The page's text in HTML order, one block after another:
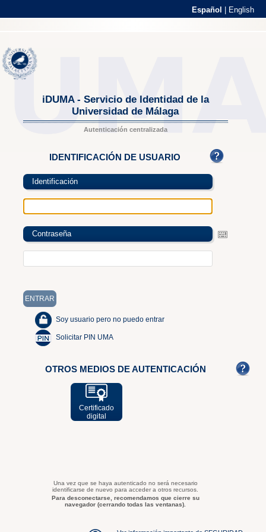
Español English
iDUMA - Servicio de Identidad de la
Universidad de Málaga
Autenticación centralizada
IDENTIFICACIÓN DE USUARIO
Identificación
Contraseña
Soy usuario pero no puedo entrar
Solicitar PIN UMA
OTROS MEDIOS DE AUTENTICACIÓN
Certificado
digital
Una vez que se haya autenticado no será necesario
identificarse de nuevo para acceder a otros recursos.
Para desconectarse, recomendamos que cierre su
navegador (cerrando todas las ventanas).